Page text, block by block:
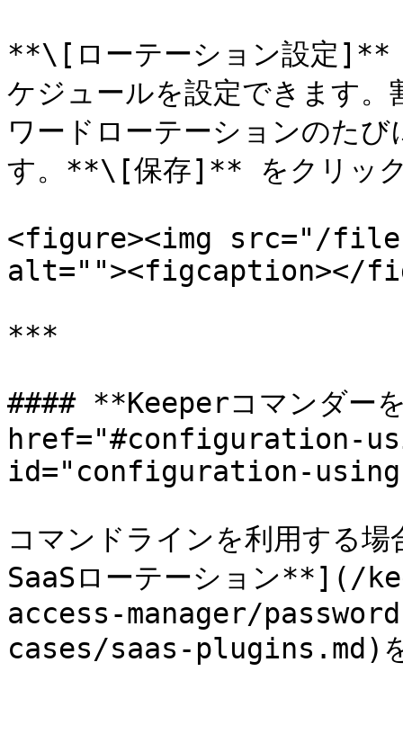
**\[ローテーション設定]**
ケジュールを設定できます
ワードローテーションのた
す。**\[保存]** をクリック
<figure><img src="/files/
alt=""><figcaption></
***
#### **Keeperコマンダー
href="#configuration-
id="configuration-using-
コマンドラインを利用する
SaaSローテーション
access-manager/
cases/saas-plugins.md)を